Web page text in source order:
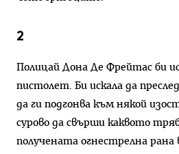
2
Полицай Дона Де Фрейтас би
пистолет. Би искала да
да ги подгонва към някой
сурово да свърши каквото
получената огнестрелна